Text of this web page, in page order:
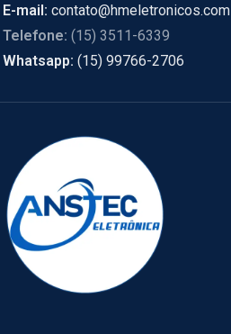
E-mail: contato@hmeletronicos.com
Telefone: (15) 3511-6339
Whatsapp: (15) 99766-2706